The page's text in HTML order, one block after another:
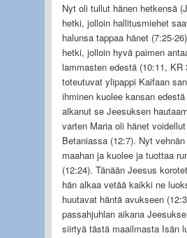
Nyt oli tullut hänen hetkensä
hetki, jolloin hallitusmiehet
halunsa tappaa hänet (7:25-
hetki, jolloin hyvä paimen
lammasten edestä (10:11, KR
toteutuvat ylipappi Kaifaan
ihminen kuolee kansan
alkanut se Jeesuksen
varten Maria oli hänet
Betaniassa (12:7). Nyt
maahan ja kuolee ja tuottaa
(12:24). Tänään Jeesus
hän alkaa vetää kaikki ne
huutavat häntä avukseen
passahjuhlan aikana
siirtyä tästä maailmasta Isän